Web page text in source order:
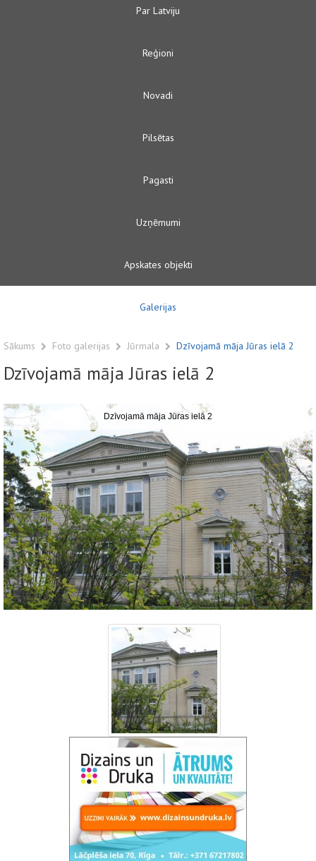
Par Latviju
Reģioni
Novadi
Pilsētas
Pagasti
Uzņēmumi
Apskates objekti
Galerijas
Sākums Foto galerijas Jūrmala Dzīvojamā māja Jūras ielā 2
Dzīvojamā māja Jūras ielā 2
Dzīvojamā māja Jūras ielā 2